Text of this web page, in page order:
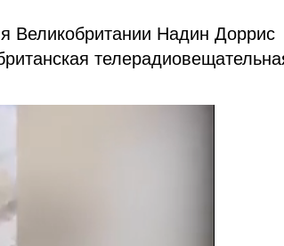
Великобритании Надин Доррис